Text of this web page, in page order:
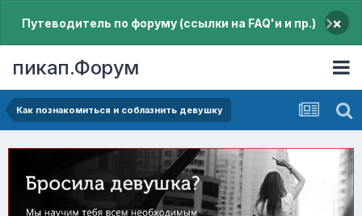
Путеводитель по форуму (ссылки на FAQ'и и пр.) ×
пикап.Форум
Как познакомиться и соблазнить девушку